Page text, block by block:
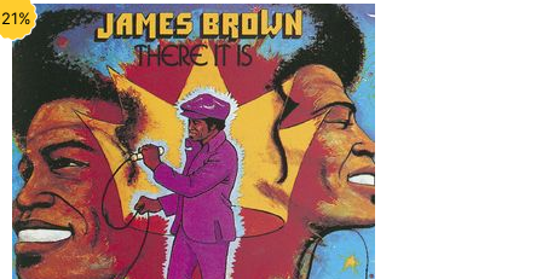
минут. Завершает оригинальный альбом переиздание
песни "Hot Pants (She Got To Use What She Got To Get
What She Wants)", одного из самых известных грувов и
чарт-топперов Джеймса Брауна.